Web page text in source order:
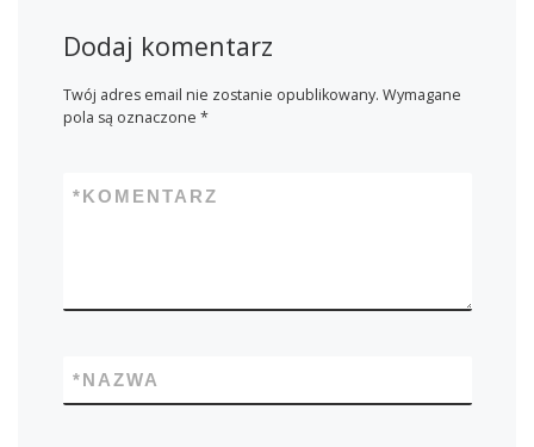
Dodaj komentarz
Twój adres email nie zostanie opublikowany. Wymagane
pola są oznaczone *
KOMENTARZ
*
NAZWA
*